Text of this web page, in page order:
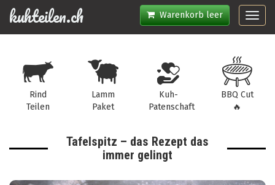
Warenkorb leer
kuhteilen.ch
Rind
Teilen
Lamm
Paket
Kuh-
Patenschaft
BBQ Cut
🔥
Tafelspitz – das Rezept das
immer gelingt